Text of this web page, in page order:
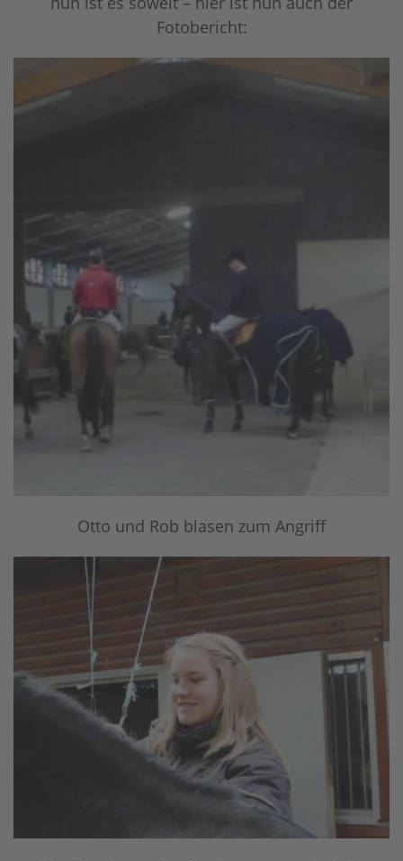
Fotobericht:
Otto und Rob blasen zum Angriff